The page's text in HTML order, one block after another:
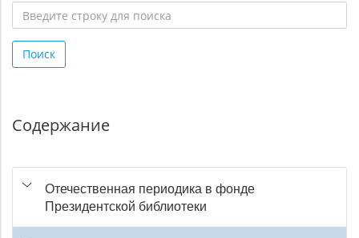
строку
для
Поиск
Содержание
Отечественная периодика в фонде
Президентской библиотеки